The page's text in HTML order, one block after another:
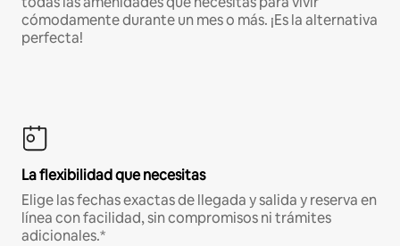
cómodamente durante un mes o más. ¡Es la alternativa
perfecta!
La flexibilidad que necesitas
Elige las fechas exactas de llegada y salida y reserva en
línea con facilidad, sin compromisos ni trámites
adicionales.*